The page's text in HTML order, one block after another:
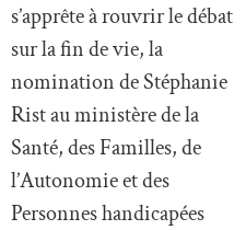
s’apprête à rouvrir le débat
sur la fin de vie, la
nomination de Stéphanie
Rist au ministère de la
Santé, des Familles, de
l’Autonomie et des
Personnes handicapées